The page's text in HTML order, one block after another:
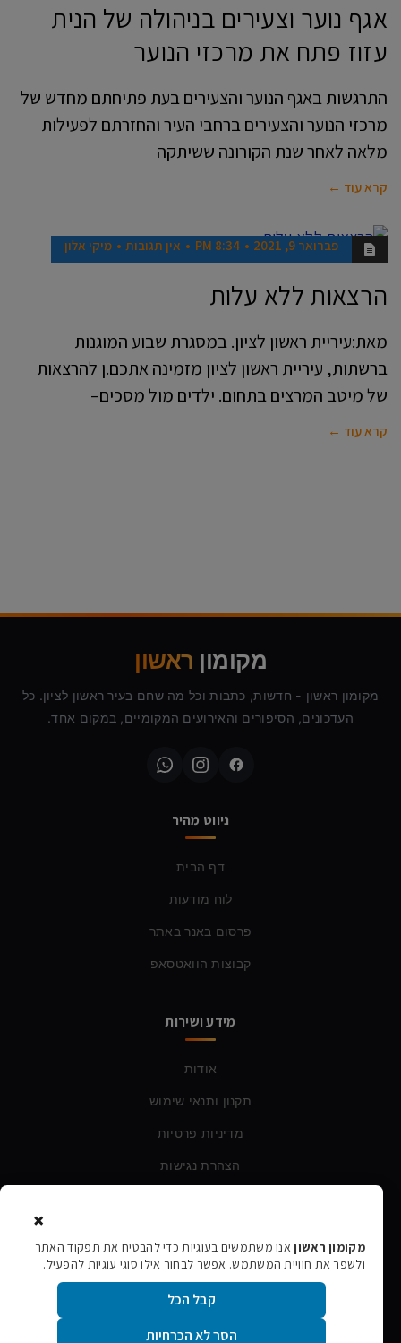
אגף נוער וצעירים בניהולה של הנית
עזוז פתח את מרכזי הנוער
התרגשות באגף הנוער והצעירים בעת פתיחתם מחדש של
מרכזי הנוער והצעירים ברחבי העיר והחזרתם לפעילות
מלאה לאחר שנת הקורונה ששיתקה
קרא עוד ←
חדשות
פברואר 9, 2021 8:34 PM אין תגובות מיקי אלון
הרצאות ללא עלות
מאת:עיריית ראשון לציון. במסגרת שבוע המוגנות
ברשתות, עיריית ראשון לציון מזמינה אתכם.ן להרצאות
של מיטב המרצים בתחום. ילדים מול מסכים–
קרא עוד ←
מקומון ראשון
מקומון ראשון - חדשות, כתבות וכל מה שחם בעיר ראשון לציון. כל
העדכונים, הסיפורים והאירועים המקומיים, במקום אחד.
ניווט מהיר
דף הבית
לוח מודעות
פרסום באנר באתר
קבוצות הוואטסאפ
מידע ושירות
אודות
תקנון ותנאי שימוש
מדיניות פרטיות
הצהרת נגישות
טלפון: 054-760-6388
rishon106@gmail.com
×
מקומון ראשוןאנו משתמשים בעוגיות כדי להבטיח את תפקוד האתר
ולשפר את חוויית המשתמש. אפשר לבחור אילו סוגי עוגיות להפעיל.
קבל הכל
הסר לא הכרחיות